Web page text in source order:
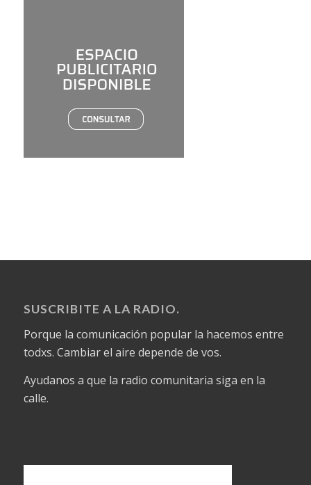
SUSCRIBITE A LA RADIO.
Porque la comunicación popular la hacemos entre
todxs. Cambiar el aire depende de vos.
Ayudanos a que la radio comunitaria siga en la
calle.